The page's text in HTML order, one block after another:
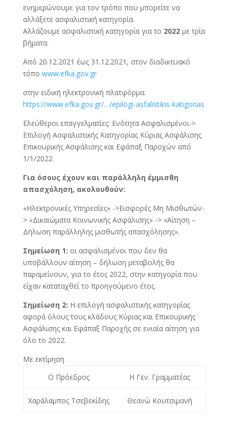
ενημερώνουμε για τον τρόπο που μπορείτε να
αλλάξετε ασφαλιστική κατηγορία.
Αλλάζουμε ασφαλιστική κατηγορία για το 2022με τρία
βήματα:
Από 20.12.2021 έως 31.12.2021, στον διαδικτυακό
τόπο www.efka.gov.gr
στην ειδική ηλεκτρονική πλατφόρμα:
https://www.efka.gov.gr/…/epilogi-asfalistikis-katigorias
Ελεύθεροι επαγγελματίες: Ενότητα Ασφαλισμένοι->
Επιλογή Ασφαλιστικής Κατηγορίας Κύριας Ασφάλισης
Επικουρικής Ασφάλισης και Εφάπαξ Παροχών από
1/1/2022
Για όσους έχουν και παράλληλη έμμισθη
απασχόληση, ακολουθούν:
«Ηλεκτρονικές Υπηρεσίες» ->Εισφορές Μη Μισθωτών-
> «Δικαιώματα Κοινωνικής Ασφάλισης» -> «Αίτηση –
Δήλωση παράλληλης μισθωτής απασχόλησης».
Σημείωση 1: οι ασφαλισμένοι που δεν θα
υποβάλλουν αίτηση – δήλωση μεταβολής θα
παραμείνουν, για το έτος 2022, στην κατηγορία που
είχαν καταταχθεί το προηγούμενο έτος.
Σημείωση 2: Η επιλογή ασφαλιστικής κατηγορίας
αφορά όλους τους κλάδους Κύριας και Επικουρικής
Ασφάλισης και Εφάπαξ Παροχής σε ενιαία αίτηση για
όλο το 2022.
Με εκτίμηση
Ο Πρόεδρος
Η Γεν. Γραμματέας
Χαράλαμπος Τσεβεκίδης Θεανώ Κουτσιμανή